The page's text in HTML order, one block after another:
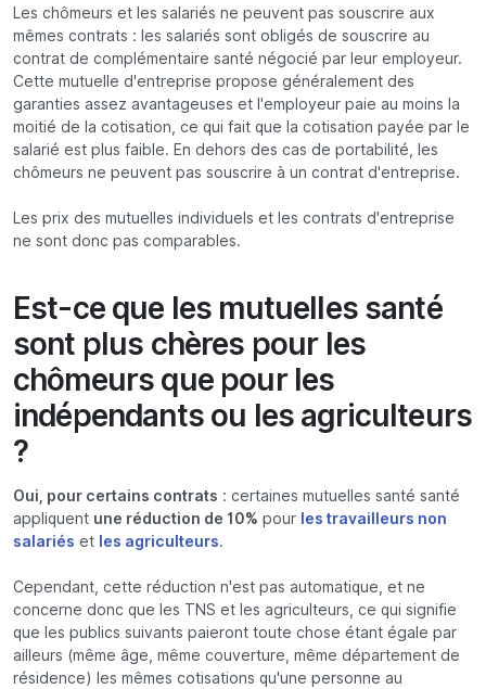
Les chômeurs et les salariés ne peuvent pas souscrire aux
mêmes contrats : les salariés sont obligés de souscrire au
contrat de complémentaire santé négocié par leur employeur.
Cette mutuelle d'entreprise propose généralement des
garanties assez avantageuses et l'employeur paie au moins la
moitié de la cotisation, ce qui fait que la cotisation payée par le
salarié est plus faible. En dehors des cas de portabilité, les
chômeurs ne peuvent pas souscrire à un contrat d'entreprise.
Les prix des mutuelles individuels et les contrats d'entreprise
ne sont donc pas comparables.
Est-ce que les mutuelles santé
sont plus chères pour les
chômeurs que pour les
indépendants ou les agriculteurs
?
Oui, pour certains contrats : certaines mutuelles santé santé
appliquent une réduction de 10% pour les travailleurs non
salariés et les agriculteurs.
Cependant, cette réduction n'est pas automatique, et ne
concerne donc que les TNS et les agriculteurs, ce qui signifie
que les publics suivants paieront toute chose étant égale par
ailleurs (même âge, même couverture, même département de
résidence) les mêmes cotisations qu'une personne au